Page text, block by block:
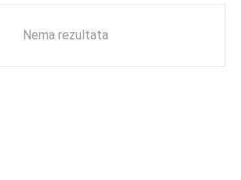
Nema rezultata